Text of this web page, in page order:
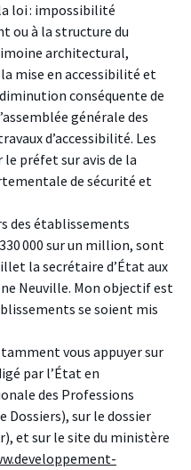
loi : impossibilité
ou à la structure du
architectural,
mise en accessibilité et
conséquente de
générale des
d’accessibilité. Les
préfet sur avis de la
de sécurité et
des établissements
000 sur un million, sont
la secrétaire d’État aux
Neuville. Mon objectif est
se soient mis
vous appuyer sur
par l’État en
des Professions
Dossiers), sur le dossier
et sur le site du ministère